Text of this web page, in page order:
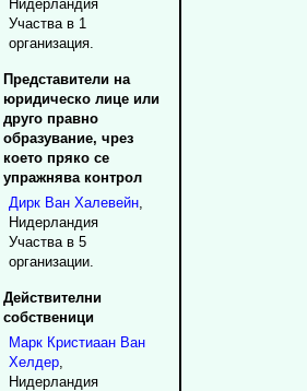
Нидерландия
Участва в 1
организация.
Представители на
юридическо лице или
друго правно
образувание, чрез
което пряко се
упражнява контрол
Дирк Ван Халевейн,
Нидерландия
Участва в 5
организации.
Действителни
собственици
Марк Кристиаан Ван
Хелдер,
Нидерландия